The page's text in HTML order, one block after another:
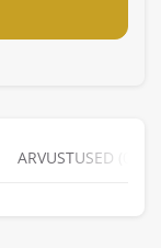
ARVUSTUSED (0)